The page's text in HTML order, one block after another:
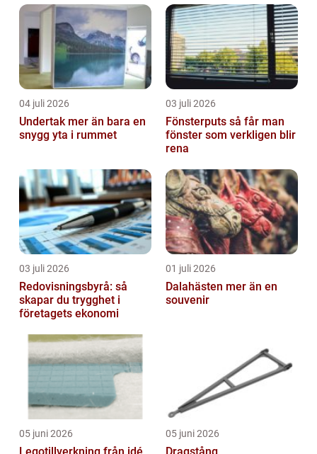
04 juli 2026
Undertak mer än bara en
snygg yta i rummet
03 juli 2026
Fönsterputs så får man
fönster som verkligen blir
rena
03 juli 2026
Redovisningsbyrå: så
skapar du trygghet i
företagets ekonomi
01 juli 2026
Dalahästen mer än en
souvenir
05 juni 2026
Legotillverkning från idé
05 juni 2026
Dragstång